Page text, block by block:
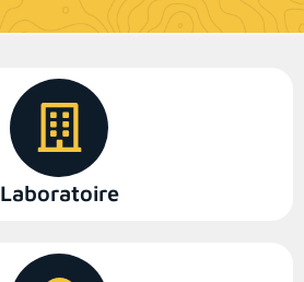
Laboratoire